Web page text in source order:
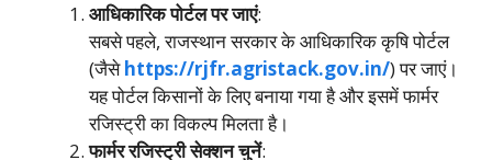
आधिकारिक पोर्टल पर जाएं:
सबसे पहले, राजस्थान सरकार के आधिकारिक कृषि पोर्टल
(जैसेhttps://rjfr.agristack.gov.in/) पर जाएं।
यह पोर्टल किसानों के लिए बनाया गया है और इसमें फार्मर
रजिस्ट्री का विकल्प मिलता है।
फार्मर रजिस्ट्री सेक्शन चुनें: